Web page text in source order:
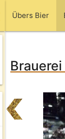
Übers Bier